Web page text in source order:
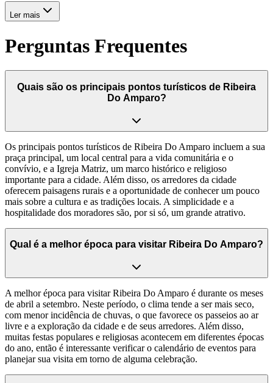
Ler mais
Perguntas Frequentes
Quais são os principais pontos turísticos de Ribeira
Do Amparo?
Os principais pontos turísticos de Ribeira Do Amparo incluem a sua
praça principal, um local central para a vida comunitária e o
convívio, e a Igreja Matriz, um marco histórico e religioso
importante para a cidade. Além disso, os arredores da cidade
oferecem paisagens rurais e a oportunidade de conhecer um pouco
mais sobre a cultura e as tradições locais. A simplicidade e a
hospitalidade dos moradores são, por si só, um grande atrativo.
Qual é a melhor época para visitar Ribeira Do Amparo?
A melhor época para visitar Ribeira Do Amparo é durante os meses
de abril a setembro. Neste período, o clima tende a ser mais seco,
com menor incidência de chuvas, o que favorece os passeios ao ar
livre e a exploração da cidade e de seus arredores. Além disso,
muitas festas populares e religiosas acontecem em diferentes épocas
do ano, então é interessante verificar o calendário de eventos para
planejar sua visita em torno de alguma celebração.